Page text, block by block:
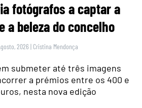
fotógrafos a captar a
a beleza do concelho
2026 | Cristina Mendonça
submeter até três imagens
a prémios entre os 400 e
nesta nova edição